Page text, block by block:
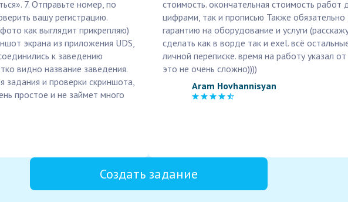
7. Отправьте номер, по
вашу регистрацию.
как выглядит прикрепляю)
экрана из приложения UDS,
к заведению
видно название заведения.
задания и проверки скриншота,
простое и не займет много
стоимость. окончательная стоимость работ
цифрами, так и прописью Также
гарантию на оборудование и услуги
сделать как в ворде так и exel. всё
личной переписке. время на работу указал
это не очень сложно))))
Aram Hovhannisyan
Создать задание